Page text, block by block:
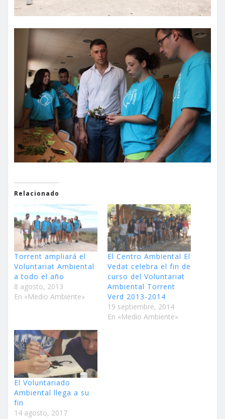
Relacionado
Torrent ampliará el
Voluntariat Ambiental
a todo el año
8 agosto, 2013
En «Medio Ambiente»
El Centro Ambiental El
Vedat celebra el fin de
curso del Voluntariat
Ambiental Torrent
Verd 2013-2014
19 septiembre, 2014
En «Medio Ambiente»
El Voluntariado
Ambiental llega a su
fin
14 agosto, 2017